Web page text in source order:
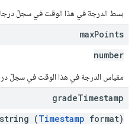
بسط الدرجة في هذا الوقت في سجلّ
maxPoints
number
مقياس الدرجة في هذا الوقت في سجلّ
gradeTimestamp
string (Timestamp format)